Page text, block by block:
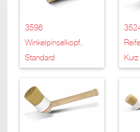
3596
Winkelpinselkopf,
Standard
Kurz